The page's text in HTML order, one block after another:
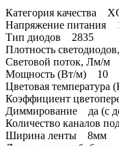
Категория качества
Напряжение питания
Тип диодов 2835
Плотность
Световой поток, Лм/м
Мощность (Вт/м) 10
Цветовая
Коэффициент
Диммирование да (с
Количество каналов
Ширина ленты 8мм